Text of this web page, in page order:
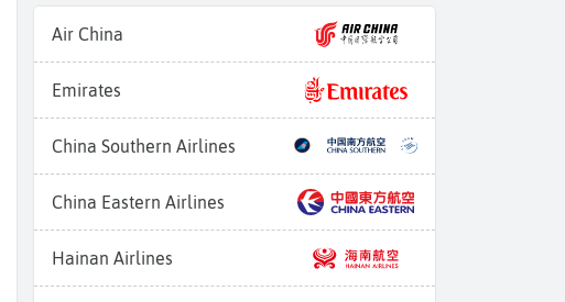
Air China
Emirates
China Southern Airlines
China Eastern Airlines
Hainan Airlines